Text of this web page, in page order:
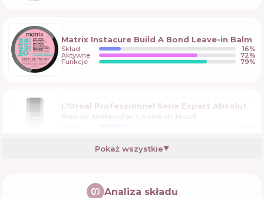
Matrix Instacure Build A Bond Leave-in Balm
Skład 16%
Aktywne 72%
Funkcje 79%
L'Oreal Professionnel Serie Expert Absolut
Repair Gold Quinoa +Protein Mask
Pokaż wszystkie▼
Analiza składu